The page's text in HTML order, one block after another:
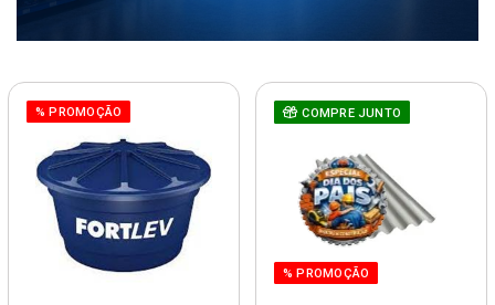
% PROMOÇÃO COMPRE JUNTO
% PROMOÇÃO